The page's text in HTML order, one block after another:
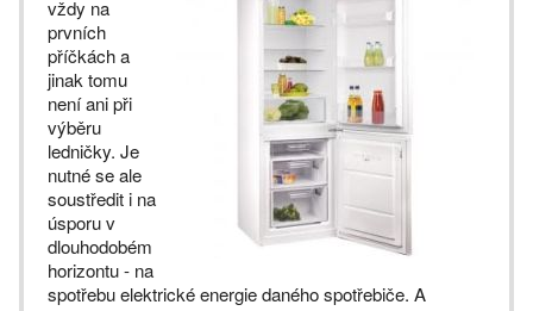
vždy na
prvních
příčkách a
jinak tomu
není ani při
výběru
ledničky. Je
nutné se ale
soustředit i na
úsporu v
dlouhodobém
horizontu - na
spotřebu elektrické energie daného spotřebiče. A